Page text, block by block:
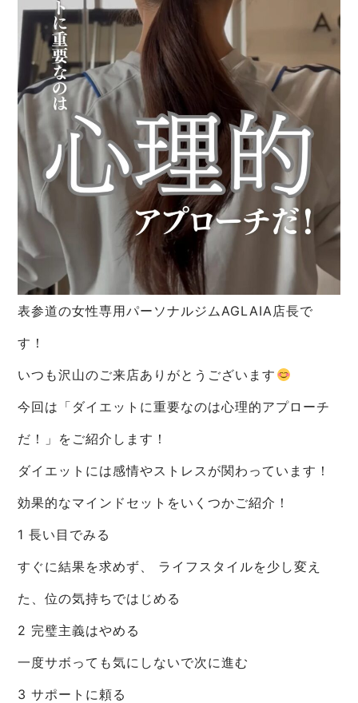
表参道の女性専用パーソナルジムAGLAIA店長で
す！
いつも沢山のご来店ありがとうございます
今回は「ダイエットに重要なのは心理的アプローチ
だ！」をご紹介します！
ダイエットには感情やストレスが関わっています！
効果的なマインドセットをいくつかご紹介！
1 長い目でみる
すぐに結果を求めず、 ライフスタイルを少し変え
た、位の気持ちではじめる
2 完璧主義はやめる
一度サボっても気にしないで次に進む
3 サポートに頼る